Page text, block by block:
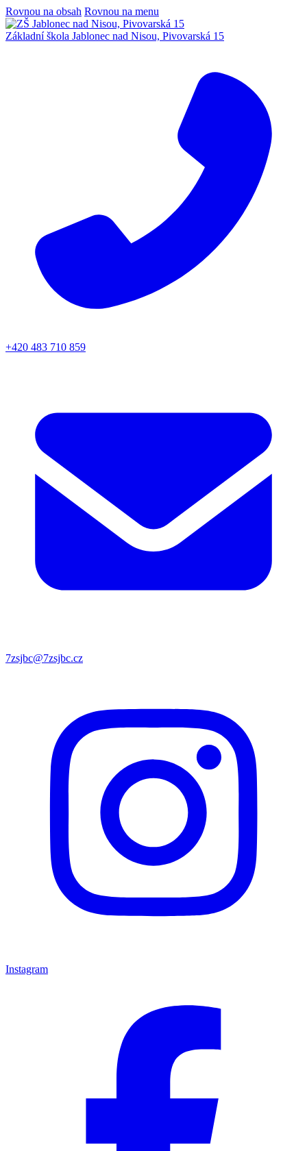
Rovnou na obsah Rovnou na menu
Základní škola Jablonec nad Nisou, Pivovarská 15
+420 483 710 859
7zsjbc@7zsjbc.cz
Instagram